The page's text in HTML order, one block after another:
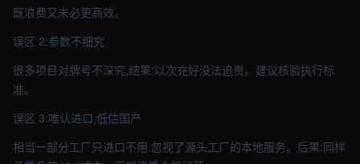
既浪费又未必更高效。
误区 2:参数不细究
很多项目对牌号不深究,结果:以次充好没法追责。建议核验执行标
准。
误区 3:唯认进口,低估国产
相当一部分工厂只进口不用,忽视了源头工厂的本地服务。后果:同样